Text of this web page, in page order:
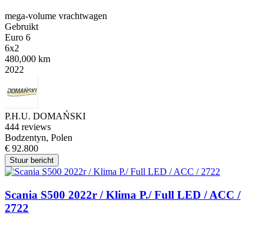
mega-volume vrachtwagen
Gebruikt
Euro 6
6x2
480,000 km
2022
P.H.U. DOMAŃSKI
444 reviews
Bodzentyn, Polen
€ 92.800
Stuur bericht
Scania S500 2022r / Klima P./ Full LED / ACC /
2722